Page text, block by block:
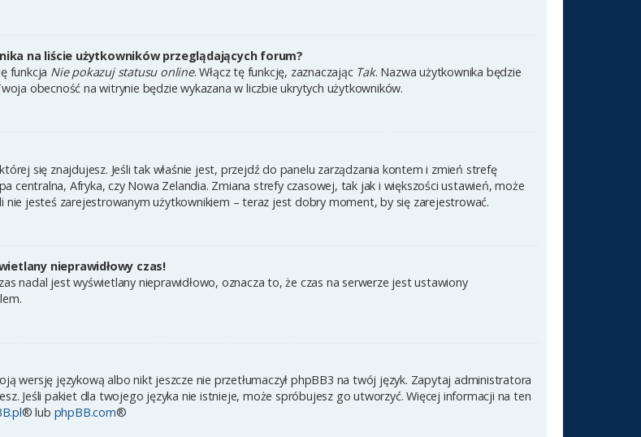
na liście użytkowników przeglądających forum?
funkcja Nie pokazuj statusu online. Włącz tę funkcję, zaznaczając Tak. Nazwa użytkownika będzie
obecność na witrynie będzie wykazana w liczbie ukrytych użytkowników.
się znajdujesz. Jeśli tak właśnie jest, przejdź do panelu zarządzania kontem i zmień strefę
centralna, Afryka, czy Nowa Zelandia. Zmiana strefy czasowej, tak jak i większości ustawień, może
nie jesteś zarejestrowanym użytkownikiem – teraz jest dobry moment, by się zarejestrować.
nieprawidłowy czas!
nadal jest wyświetlany nieprawidłowo, oznacza to, że czas na serwerze jest ustawiony
wersję językową albo nikt jeszcze nie przetłumaczył phpBB3 na twój język. Zapytaj administratora
Jeśli pakiet dla twojego języka nie istnieje, może spróbujesz go utworzyć. Więcej informacji na ten
® lub phpBB.com®